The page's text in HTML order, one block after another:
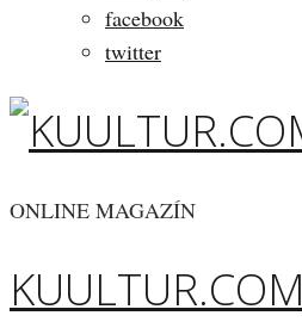
facebook
twitter
ONLINE MAGAZÍN
KUULTUR.COM